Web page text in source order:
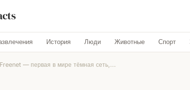
История Люди Животные Спорт
Freenet — первая в мире тёмная сеть,...